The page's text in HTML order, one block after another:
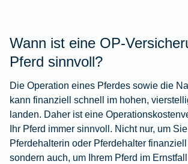
Wann ist eine OP-
Pferd sinnvoll?
Die Operation eines Pferdes sowie die
kann finanziell schnell im hohen,
landen. Daher ist eine
Ihr Pferd immer sinnvoll. Nicht nur, um
Pferdehalterin oder Pferdehalter
sondern auch, um Ihrem Pferd im